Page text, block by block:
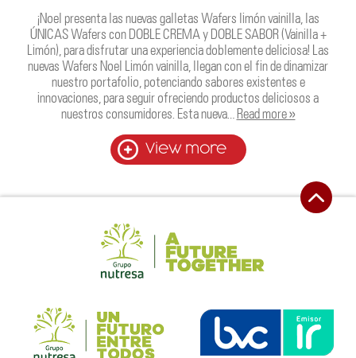
¡Noel presenta las nuevas galletas Wafers limón vainilla, las
ÚNICAS Wafers con DOBLE CREMA y DOBLE SABOR (Vainilla +
Limón), para disfrutar una experiencia doblemente deliciosa! Las
nuevas Wafers Noel Limón vainilla, llegan con el fin de dinamizar
nuestro portafolio, potenciando sabores existentes e
innovaciones, para seguir ofreciendo productos deliciosos a
nuestros consumidores. Esta nueva… Read more »
View more